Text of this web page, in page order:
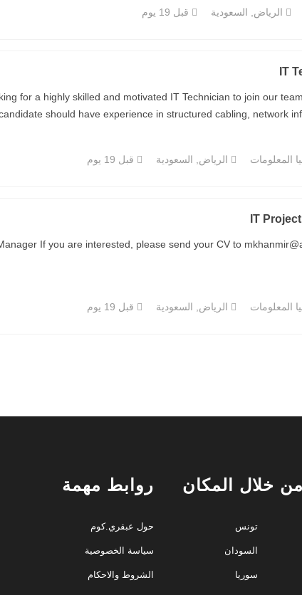
الرياض, السعودية قبل 19 يوم
IT
for a highly skilled and motivated IT Technician to join our
should have experience in structured cabling, network
المعلومات الرياض, السعودية قبل 19 يوم
IT
المعلومات الرياض, السعودية قبل 19 يوم
خلال المكان
تونس
السودان
سوريا
روابط مهمة
حول عبقري.كوم
سياسة الخصوصية
الشروط والاحكام